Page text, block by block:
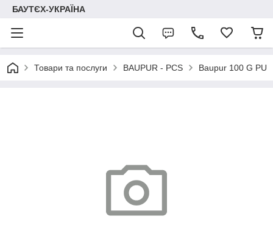
БАУТЄХ-УКРАЇНА
Товари та послуги BAUPUR - PCS Baupur 100 G PU